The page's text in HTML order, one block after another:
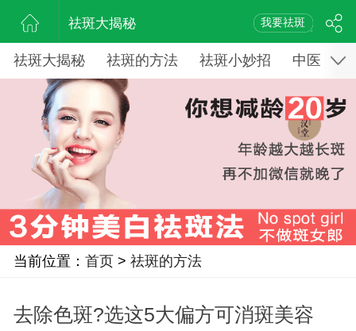
祛斑大揭秘 我要祛斑
祛斑大揭秘 祛斑的方法 祛斑小妙招 中医药祛
当前位置： 首页> 祛斑的方法
去除色斑?选这5大偏方可消斑美容